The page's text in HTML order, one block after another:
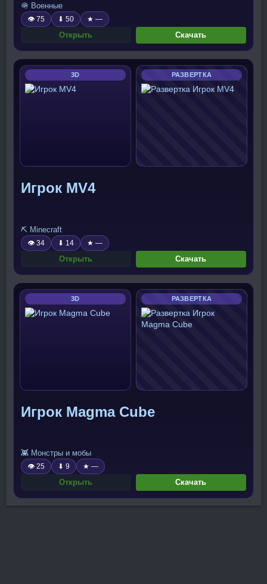
🪖 Военные
👁 75 ⬇ 50 ★ —
Открыть Скачать
3D РАЗВЕРТКА
Игрок MV4
⛏️ Minecraft
👁 34 ⬇ 14 ★ —
Открыть Скачать
3D РАЗВЕРТКА
Игрок Magma Cube
👾 Монстры и мобы
👁 25 ⬇ 9 ★ —
Открыть Скачать